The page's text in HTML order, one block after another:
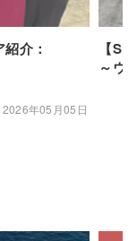
介：
2026年05月05日
【
～ウ